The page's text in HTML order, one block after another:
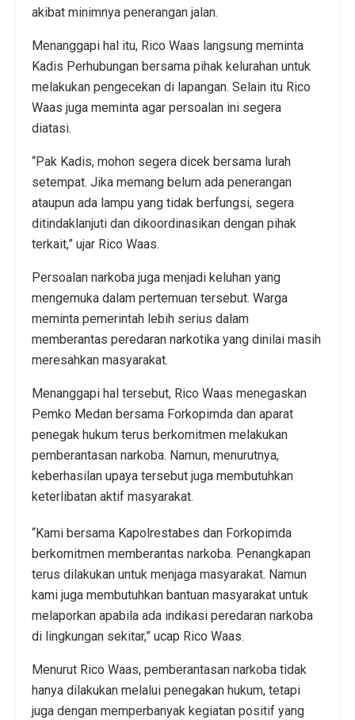
akibat minimnya penerangan jalan.
Menanggapi hal itu, Rico Waas langsung meminta
Kadis Perhubungan bersama pihak kelurahan untuk
melakukan pengecekan di lapangan. Selain itu Rico
Waas juga meminta agar persoalan ini segera
diatasi.
“Pak Kadis, mohon segera dicek bersama lurah
setempat. Jika memang belum ada penerangan
ataupun ada lampu yang tidak berfungsi, segera
ditindaklanjuti dan dikoordinasikan dengan pihak
terkait,” ujar Rico Waas.
Persoalan narkoba juga menjadi keluhan yang
mengemuka dalam pertemuan tersebut. Warga
meminta pemerintah lebih serius dalam
memberantas peredaran narkotika yang dinilai masih
meresahkan masyarakat.
Menanggapi hal tersebut, Rico Waas menegaskan
Pemko Medan bersama Forkopimda dan aparat
penegak hukum terus berkomitmen melakukan
pemberantasan narkoba. Namun, menurutnya,
keberhasilan upaya tersebut juga membutuhkan
keterlibatan aktif masyarakat.
“Kami bersama Kapolrestabes dan Forkopimda
berkomitmen memberantas narkoba. Penangkapan
terus dilakukan untuk menjaga masyarakat. Namun
kami juga membutuhkan bantuan masyarakat untuk
melaporkan apabila ada indikasi peredaran narkoba
di lingkungan sekitar,” ucap Rico Waas.
Menurut Rico Waas, pemberantasan narkoba tidak
hanya dilakukan melalui penegakan hukum, tetapi
juga dengan memperbanyak kegiatan positif yang